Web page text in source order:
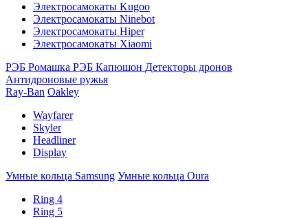
Электросамокаты Kugoo
Электросамокаты Ninebot
Электросамокаты Hiper
Электросамокаты Xiaomi
РЭБ Ромашка РЭБ Капюшон Детекторы дронов
Антидроновые ружья
Ray-Ban Oakley
Wayfarer
Skyler
Headliner
Display
Умные кольца Samsung Умные кольца Oura
Ring 4
Ring 5